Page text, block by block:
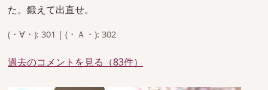
た。鍛えて出直せ。
(・∀・): 301 | (・Ａ・): 302
過去のコメントを見る（83件）